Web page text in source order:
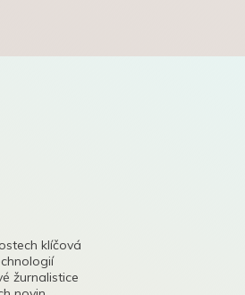
klíčová
žurnalistice